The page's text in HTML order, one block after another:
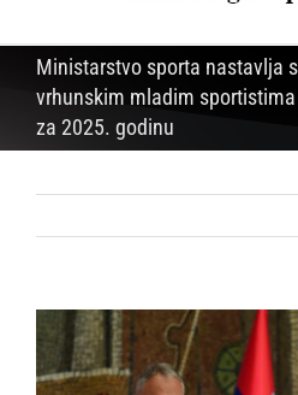
Ministarstvo sporta nastavlja
vrhunskim mladim
za 2025. godinu
Larger
Image